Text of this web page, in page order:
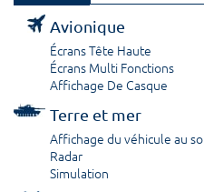
Avionique
Écrans Tête Haute
Écrans Multi Fonctions
Affichage De Casque
Terre et mer
Affichage du véhicule au
Radar
Simulation